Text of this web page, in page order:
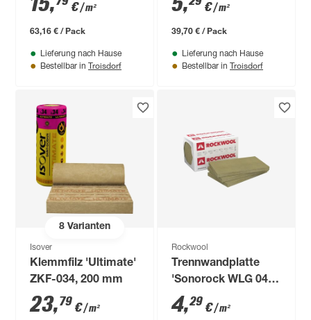
€/ m²
63,16 € / Pack
Lieferung nach Hause
Bestellbar in Troisdorf
Stück
€/ m²
39,70 € / Pack
Lieferung nach Hause
Bestellbar in Troisdorf
8Varianten
Isover
Klemmfilz 'Ultimate'
ZKF-034, 200 mm
23,79 €/ m²
Rockwool
Trennwandplatte
'Sonorock WLG 040'
100 x 62,5 x 4 cm, 12
Stück
4,29 €/ m²